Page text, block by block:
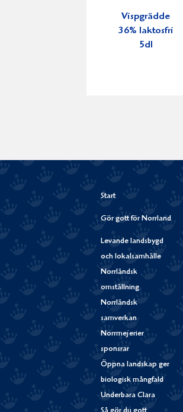
Vispgrädde
36% laktosfri
5dl
Start
Gör gott för Norrland
Levande landsbygd
och lokalsamhälle
Norrländsk
omställning
Norrländsk
samverkan
Norrmejerier
sponsrar
Öppna landskap ger
biologisk mångfald
Underbara Clara